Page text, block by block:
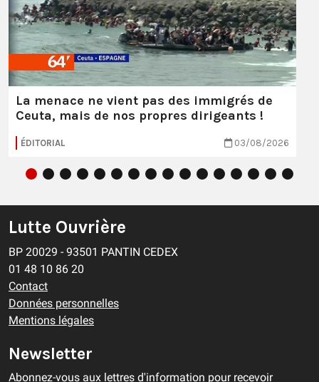
La menace ne vient pas des immigrés de
Ceuta, mais de nos propres dirigeants !
ÉDITORIAL 03/08/2026
Lutte Ouvrière
BP 20029 - 93501 PANTIN CEDEX
01 48 10 86 20
Contact
Données personnelles
Mentions légales
Newsletter
Abonnez-vous aux lettres d'information pour recevoir